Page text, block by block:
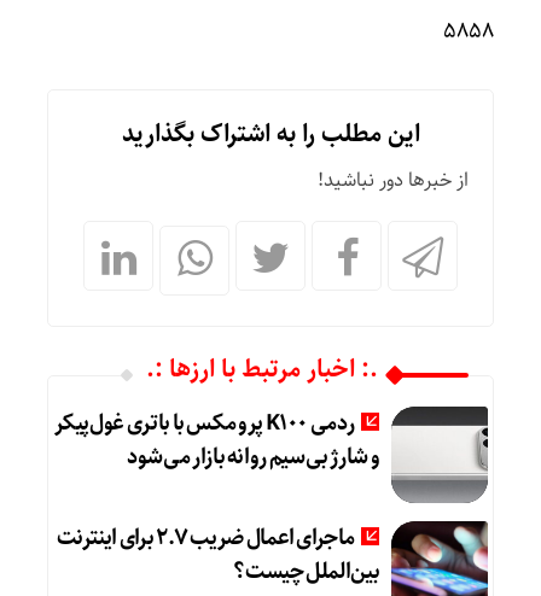
۵۸۵۸
این مطلب را به اشتراک بگذارید
از خبرها دور نباشید!
.: اخبار مرتبط با ارزها :.
ردمی K100 پرو مکس با باتری غول‌پیکر
و شارژ بی‌سیم روانه بازار می‌شود
ماجرای اعمال ضریب ۲.۷ برای اینترنت
بین‌الملل چیست؟